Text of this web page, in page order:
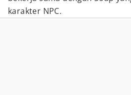
karakter NPC.